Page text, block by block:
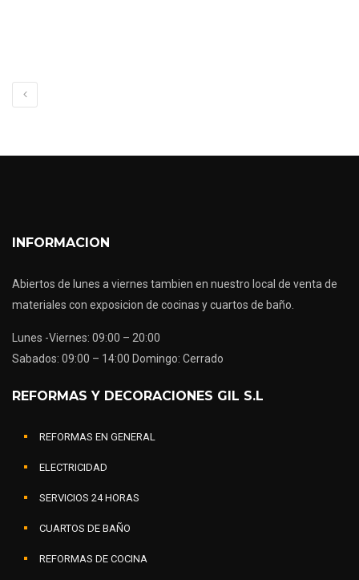
INFORMACION
Abiertos de lunes a viernes tambien en nuestro local de venta de
materiales con exposicion de cocinas y cuartos de baño.
Lunes -Viernes: 09:00 – 20:00
Sabados: 09:00 – 14:00 Domingo: Cerrado
REFORMAS Y DECORACIONES GIL S.L
REFORMAS EN GENERAL
ELECTRICIDAD
SERVICIOS 24 HORAS
CUARTOS DE BAÑO
REFORMAS DE COCINA